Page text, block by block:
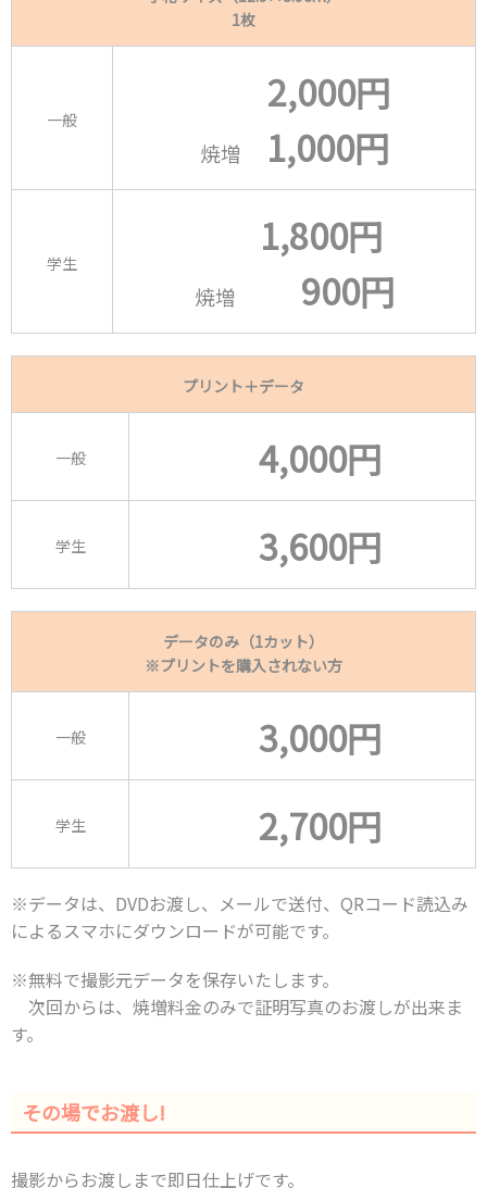
1枚
一般
2,000円
焼増 1,000円
学生
1,800円
焼増 900円
プリント＋データ
一般 4,000円
学生 3,600円
データのみ（1カット）
※プリントを購入されない方
一般 3,000円
学生 2,700円
※データは、DVDお渡し、メールで送付、QRコード読込み
によるスマホにダウンロードが可能です。
※無料で撮影元データを保存いたします。
次回からは、焼増料金のみで証明写真のお渡しが出来ま
す。
その場でお渡し!
撮影からお渡しまで即日仕上げです。